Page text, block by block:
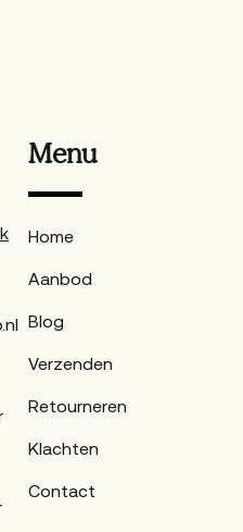
Menu
Home
Aanbod
Blog
Verzenden
Retourneren
Klachten
Contact